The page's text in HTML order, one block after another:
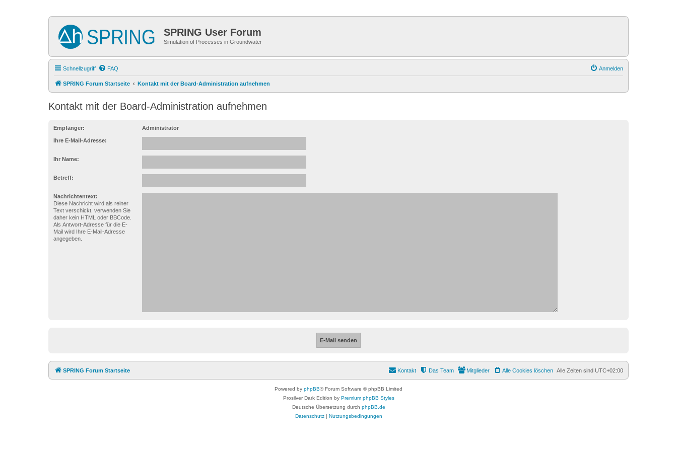
SPRING User Forum
Simulation of Processes in Groundwater
Schnellzugriff FAQ Anmelden
SPRING Forum Startseite Kontakt mit der Board-Administration aufnehmen
Kontakt mit der Board-Administration aufnehmen
Empfänger: Administrator
Ihre E-Mail-Adresse:
Ihr Name:
Betreff:
Nachrichtentext:
Diese Nachricht wird als reiner
Text verschickt, verwenden Sie
daher kein HTML oder BBCode.
Als Antwort-Adresse für die E-
Mail wird Ihre E-Mail-Adresse
angegeben.
SPRING Forum Startseite Alle Zeiten sind UTC+02:00
Alle Cookies löschen
Mitglieder
Das Team
Kontakt
Powered by phpBB® Forum Software © phpBB Limited
Prosilver Dark Edition by Premium phpBB Styles
Deutsche Übersetzung durch phpBB.de
Datenschutz| Nutzungsbedingungen